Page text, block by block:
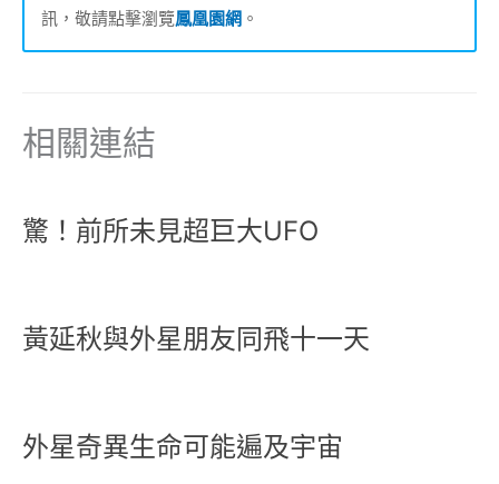
訊，敬請點擊瀏覽鳳凰園網 。
相關連結
驚！前所未見超巨大UFO
黃延秋與外星朋友同飛十一天
外星奇異生命可能遍及宇宙